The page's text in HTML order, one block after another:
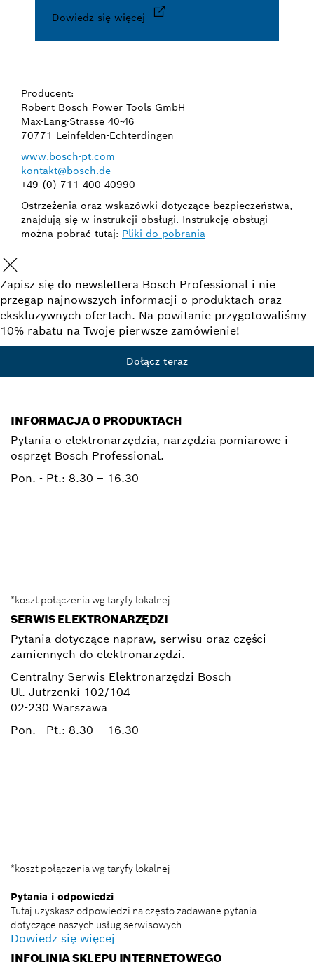
Dowiedz się więcej
Producent:
Robert Bosch Power Tools GmbH
Max-Lang-Strasse 40-46
70771 Leinfelden-Echterdingen
www.bosch-pt.com
kontakt@bosch.de
+49 (0) 711 400 40990
Ostrzeżenia oraz wskazówki dotyczące bezpieczeństwa,
znajdują się w instrukcji obsługi. Instrukcję obsługi
można pobrać tutaj: Pliki do pobrania
Zapisz się do newslettera Bosch Professional i nie
przegap najnowszych informacji o produktach oraz
ekskluzywnych ofertach. Na powitanie przygotowaliśmy
10% rabatu na Twoje pierwsze zamówienie!
Dołącz teraz
INFORMACJA O PRODUKTACH
Pytania o elektronarzędzia, narzędzia pomiarowe i
osprzęt Bosch Professional.
Pon. - Pt.: 8.30 – 16.30
*koszt połączenia wg taryfy lokalnej
SERWIS ELEKTRONARZĘDZI
Pytania dotyczące napraw, serwisu oraz części
zamiennych do elektronarzędzi.
Centralny Serwis Elektronarzędzi Bosch
Ul. Jutrzenki 102/104
02-230 Warszawa
Pon. - Pt.: 8.30 – 16.30
*koszt połączenia wg taryfy lokalnej
Pytania i odpowiedzi
Tutaj uzyskasz odpowiedzi na często zadawane pytania
dotyczące naszych usług serwisowych.
Dowiedz się więcej
INFOLINIA SKLEPU INTERNETOWEGO